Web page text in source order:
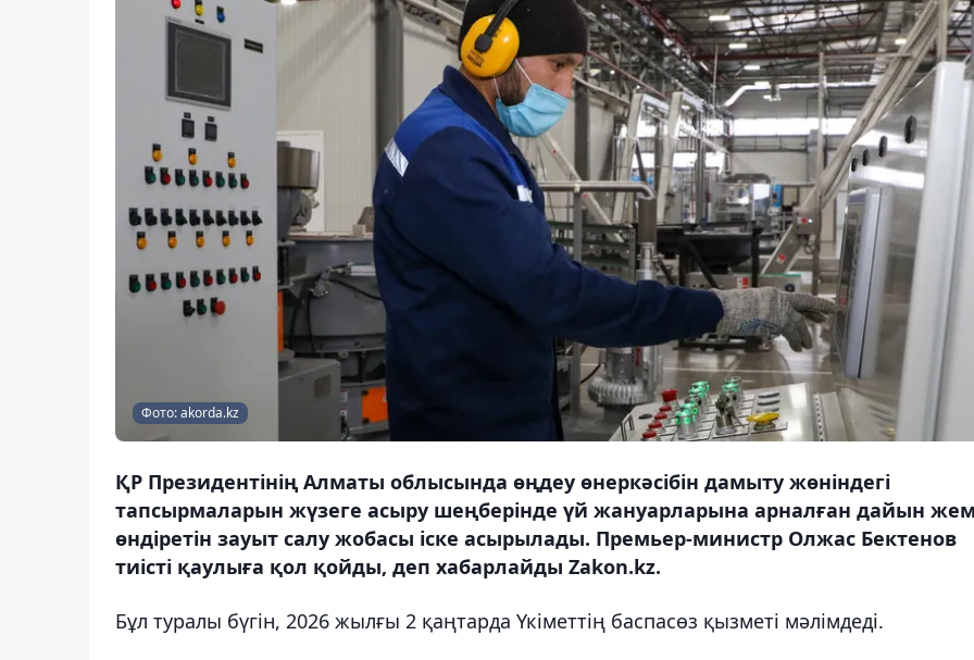
Фото: akorda.kz
ҚР Президентінің Алматы облысында өңдеу өнеркәсібін дамыту жөніндегі
тапсырмаларын жүзеге асыру шеңберінде үй жануарларына арналған дайын
өндіретін зауыт салу жобасы іске асырылады. Премьер-министр Олжас Бектенов
тиісті қаулыға қол қойды, деп хабарлайды Zakon.kz.
Бұл туралы бүгін, 2026 жылғы 2 қаңтарда Үкіметтің баспасөз қызметі мәлімдеді.